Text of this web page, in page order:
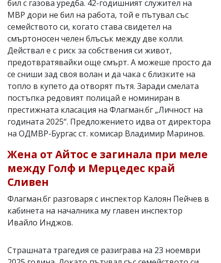
бил с газова уредба. 42-годишният служител на
МВР дори не бил на работа, той е пътувал със
семейството си, когато става свидетел на
смъртоносен челен блъсък между две колли.
Действал е с риск за собствения си живот,
предотвратявайки още смърт. А можеше просто да
се сниши зад своя волан и да чака с близките на
топло в купето да отворят пътя. Заради смелата
постъпка редовият полицай е номиниран в
престижната класация на Флагман.бг „Личност на
годината 2025“. Предложението идва от директора
на ОДМВР-Бургас ст. комисар Владимир Маринов.
Жена от Айтос е загинала при меле
между Голф и Мерцедес край
Сливен
Флагман.бг разговаря с инспектор Калоян Пейчев в
кабинета на началника му главен инспектор
Ивайло Инджов.
Страшната трагедия се разиграва на 23 ноември